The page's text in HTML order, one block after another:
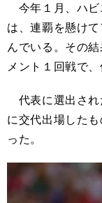
今年１月、ハビ
は、連覇を懸け
んでいる。その
メント１回戦で
代表に選出され
に交代出場した
った。